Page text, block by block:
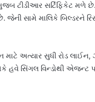
ટીડીઆર સર્ટિફિકેટ
જેની સામે માલિકે બિલ્ડરને
અત્યાર સુધી રોડ લાઈન,
હવે સિંગલ વિન્ડોથી